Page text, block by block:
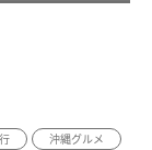
沖縄グルメ